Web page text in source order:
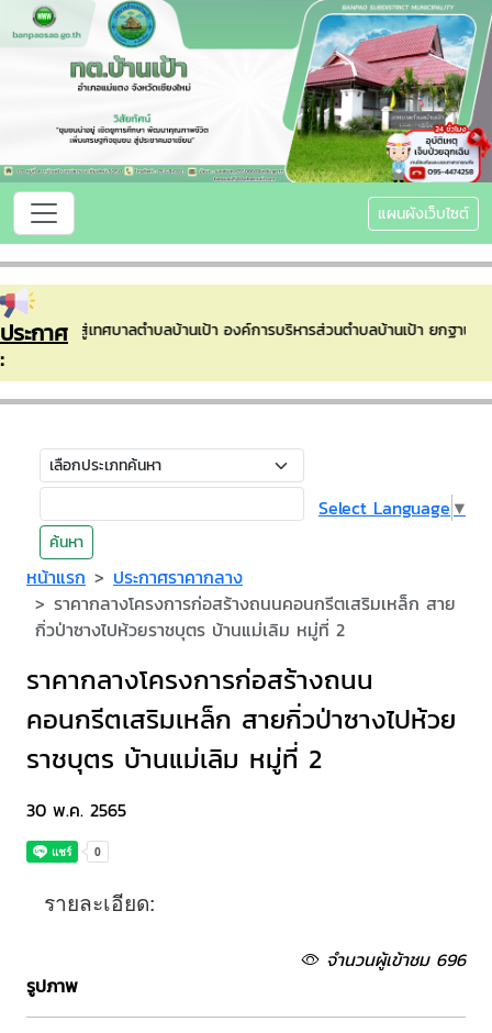
แผนผังเว็บไซต์
ประกาศ
:
อนรับเข้าสู่เทศบาลตำบลบ้านเป้า องค์การบริหารส่วนตำบลบ้านเป้า ยกฐานะ
ค้นหา
Select Language ▼
หน้าแรก
ประกาศราคากลาง
ราคากลางโครงการก่อสร้างถนนคอนกรีตเสริมเหล็ก สาย
กิ่วป่าซางไปห้วยราชบุตร บ้านแม่เลิม หมู่ที่ 2
ราคากลางโครงการก่อสร้างถนน
คอนกรีตเสริมเหล็ก สายกิ่วป่าซางไปห้วย
ราชบุตร บ้านแม่เลิม หมู่ที่ 2
30 พ.ค. 2565
รายละเอียด:
จำนวนผู้เข้าชม 696
รูปภาพ